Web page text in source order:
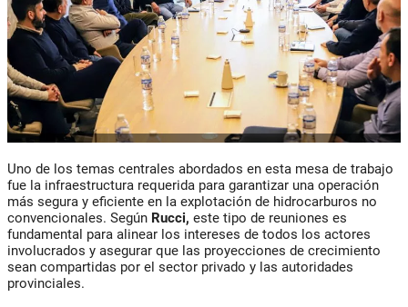
Uno de los temas centrales abordados en esta mesa de trabajo
fue la infraestructura requerida para garantizar una operación
más segura y eficiente en la explotación de hidrocarburos no
convencionales. Según Rucci, este tipo de reuniones es
fundamental para alinear los intereses de todos los actores
involucrados y asegurar que las proyecciones de crecimiento
sean compartidas por el sector privado y las autoridades
provinciales.